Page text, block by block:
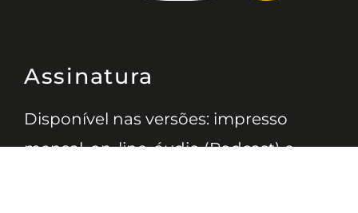
Assinatura
Disponível nas versões: impresso
mensal, on-line, áudio (Podcast) e